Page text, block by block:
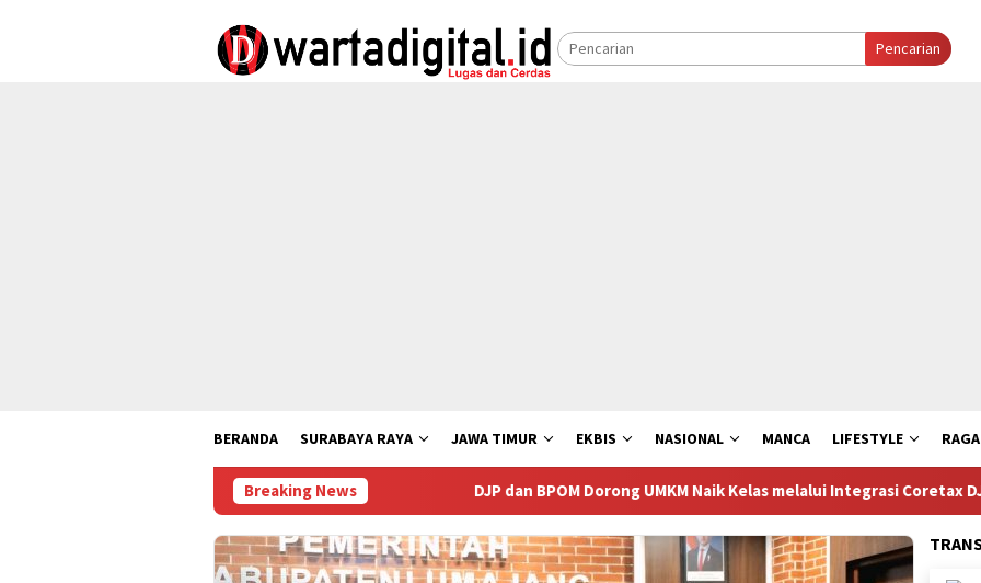
Pencarian
BERANDA SURABAYA RAYA JAWA TIMUR EKBIS NASIONAL MANCA LIFESTYLE
Breaking NewsDJP dan BPOM Dorong UMKM Naik Kelas melalui Integrasi Coretax DJP dan Layanan